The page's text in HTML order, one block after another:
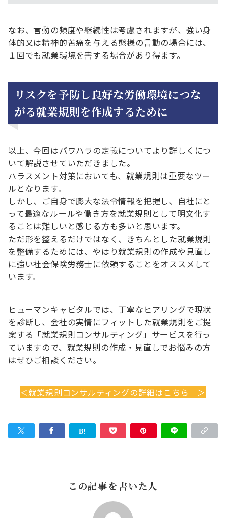
なお、言動の頻度や継続性は考慮されますが、強い身
体的又は精神的苦痛を与える態様の言動の場合には、
１回でも就業環境を害する場合があり得ます。
リスクを予防し良好な労働環境につな
がる就業規則を作成するために
以上、今回はパワハラの定義についてより詳しくにつ
いて解説させていただきました。
ハラスメント対策においても、就業規則は重要なツー
ルとなります。
しかし、ご自身で膨大な法令情報を把握し、自社にと
って最適なルールや働き方を就業規則として明文化す
ることは難しいと感じる方も多いと思います。
ただ形を整えるだけではなく、きちんとした就業規則
を整備するためには、やはり就業規則の作成や見直し
に強い社会保険労務士に依頼することをオススメして
います。
ヒューマンキャピタルでは、丁寧なヒアリングで現状
を診断し、会社の実情にフィットした就業規則をご提
案する「就業規則コンサルティング」サービスを行っ
ていますので、就業規則の作成・見直しでお悩みの方
はぜひご相談ください。
＜就業規則コンサルティングの詳細はこちら ＞
この記事を書いた人